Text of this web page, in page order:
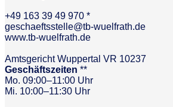
+49 163 39 49 970 *
geschaeftsstelle@tb-wuelfrath.de
www.tb-wuelfrath.de
Amtsgericht Wuppertal VR 10237
Geschäftszeiten **
Mo. 09:00–11:00 Uhr
Mi. 10:00–11:30 Uhr